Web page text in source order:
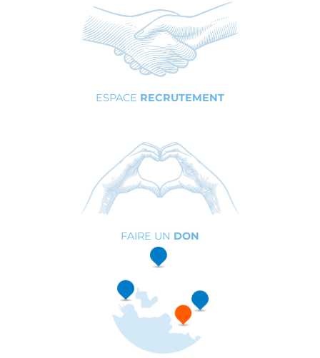
ESPACE RECRUTEMENT
FAIRE UN DON